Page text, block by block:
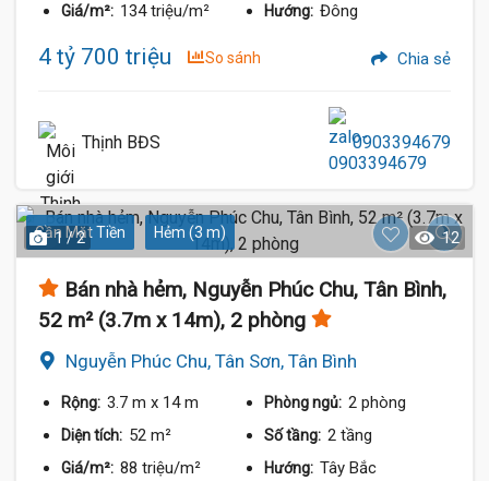
Giá/m²: 134 triệu/m² Hướng: Đông
4 tỷ 700 triệu So sánh Chia sẻ
Thịnh BĐS 0903394679
Gần Mặt Tiền Hẻm (3 m)
1 / 2 12
Bán nhà hẻm, Nguyễn Phúc Chu, Tân Bình,
52 m² (3.7m x 14m), 2 phòng
Nguyễn Phúc Chu, Tân Sơn, Tân Bình
Rộng: 3.7 m x 14 m Phòng ngủ: 2 phòng
Diện tích: 52 m² Số tầng: 2 tầng
Giá/m²: 88 triệu/m² Hướng: Tây Bắc